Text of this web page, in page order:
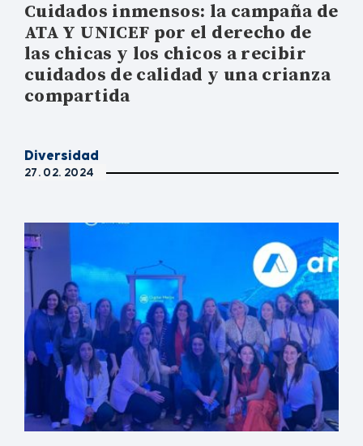
Cuidados inmensos: la campaña de
ATA Y UNICEF por el derecho de
las chicas y los chicos a recibir
cuidados de calidad y una crianza
compartida
Diversidad
27. 02. 2024